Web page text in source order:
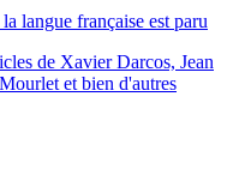
langue française est paru
de Xavier Darcos, Jean
et bien d'autres